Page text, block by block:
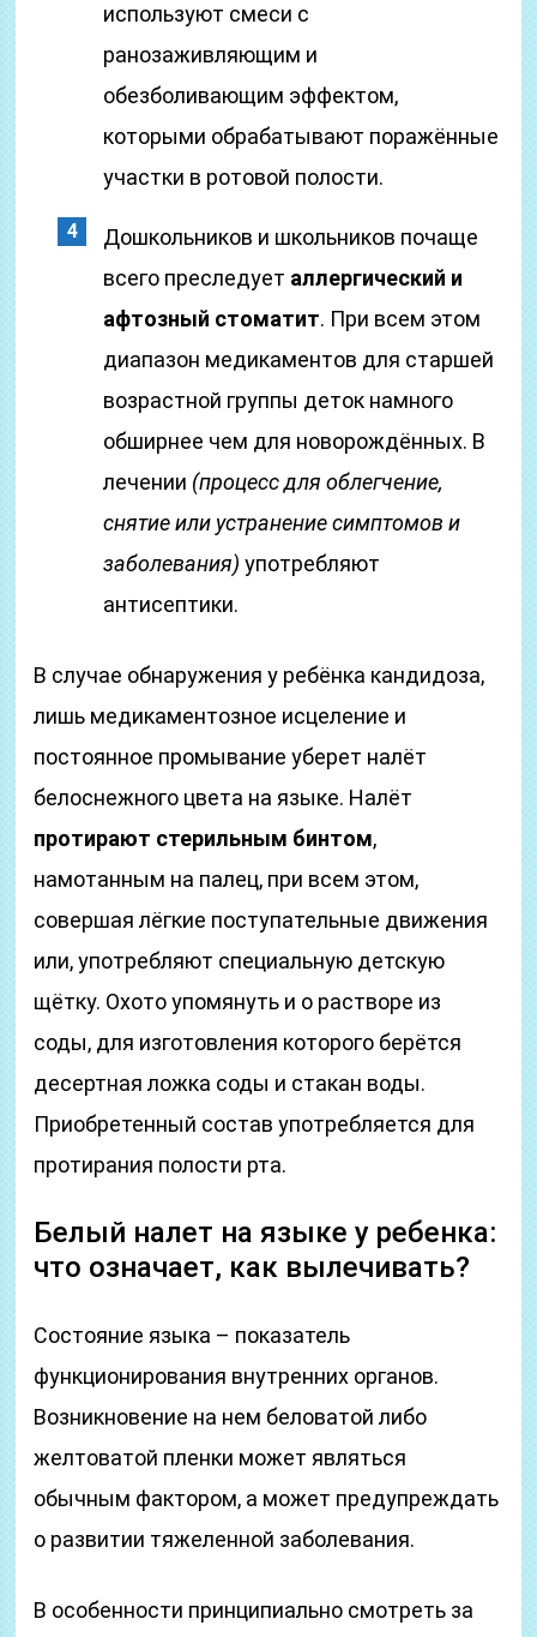
используют смеси с
ранозаживляющим и
обезболивающим эффектом,
которыми обрабатывают поражённые
участки в ротовой полости.
Дошкольников и школьников почаще
всего преследует аллергический и
афтозный стоматит. При всем этом
диапазон медикаментов для старшей
возрастной группы деток намного
обширнее чем для новорождённых. В
лечении (процесс для облегчение,
снятие или устранение симптомов и
заболевания) употребляют
антисептики.
В случае обнаружения у ребёнка кандидоза,
лишь медикаментозное исцеление и
постоянное промывание уберет налёт
белоснежного цвета на языке. Налёт
протирают стерильным бинтом,
намотанным на палец, при всем этом,
совершая лёгкие поступательные движения
или, употребляют специальную детскую
щётку. Охото упомянуть и о растворе из
соды, для изготовления которого берётся
десертная ложка соды и стакан воды.
Приобретенный состав употребляется для
протирания полости рта.
Белый налет на языке у ребенка:
что означает, как вылечивать?
Состояние языка – показатель
функционирования внутренних органов.
Возникновение на нем беловатой либо
желтоватой пленки может являться
обычным фактором, а может предупреждать
о развитии тяжеленной заболевания.
В особенности принципиально смотреть за